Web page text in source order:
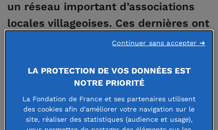
un réseau important d’associations
locales villageoises. Ces dernières ont
notamment assuré la distribution de
couvertures, produits d’hygiène et de
soin mais aussi des citernes
collectives pour garantir durablement
l’accès à l’eau potable.
LA PROTECTION DE VOS DONNÉES EST
NOTRE PRIORITÉ
La Fondation de France et ses partenaires utilisent
des cookies afin d'améliorer votre navigation sur le
site, réaliser des statistiques (audience et usage),
Continuer sans accepter ➜